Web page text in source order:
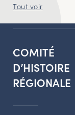
Tout voir
COMITÉ
D’HISTOIRE
RÉGIONALE